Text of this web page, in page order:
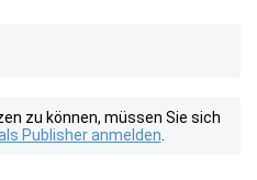
zu können, müssen Sie sich
Publisher anmelden